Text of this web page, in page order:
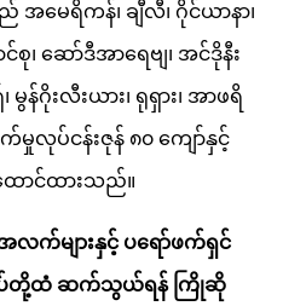
မေရိကန်၊ ချီလီ၊ ဂိုင်ယာနာ၊
စု၊ ဆော်ဒီအာရေဗျ၊ အင်ဒိုနီး
မွန်ဂိုးလီးယား၊ ရုရှား၊ အာဖရိ
ပ်ငန်းဇုန် ၈၀ ကျော်နှင့်
ောင်ထားသည်။
များနှင့် ပရော်ဖက်ရှင်
ပ်တို့ထံ ဆက်သွယ်ရန် ကြိုဆို